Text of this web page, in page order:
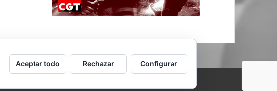
Aceptar todo Rechazar Configurar